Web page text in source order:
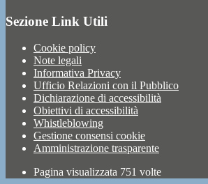
Sezione Link Utili
Cookie policy
Note legali
Informativa Privacy
Ufficio Relazioni con il Pubblico
Dichiarazione di accessibilità
Obiettivi di accessibilità
Whistleblowing
Gestione consensi cookie
Amministrazione trasparente
Pagina visualizzata 751 volte